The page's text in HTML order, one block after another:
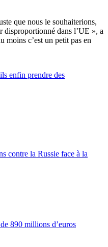
que nous le souhaiterions,
disproportionné dans l’UE », a
moins c’est un petit pas en
enfin prendre des
contre la Russie face à la
890 millions d’euros